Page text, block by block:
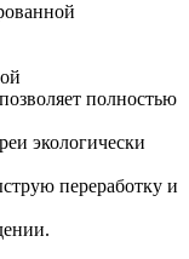
полностью
экологически
переработку и